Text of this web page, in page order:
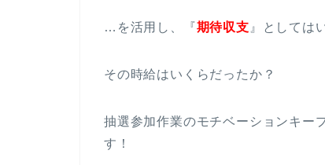
…を活用し、『期待収支 』としては
その時給はいくらだったか？
抽選参加作業のモチベーションキー
す！